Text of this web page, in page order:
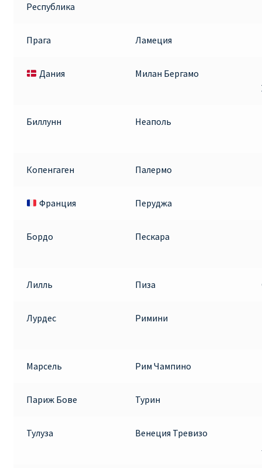
Республика
Прага Ламеция
Дания Милан Бергамо
Биллунн Неаполь
Копенгаген Палермо
Франция Перуджа
Бордо Пескара
Лилль Пиза
Лурдес Римини
Марсель Рим Чампино
Париж Бове Турин
Тулуза Венеция Тревизо